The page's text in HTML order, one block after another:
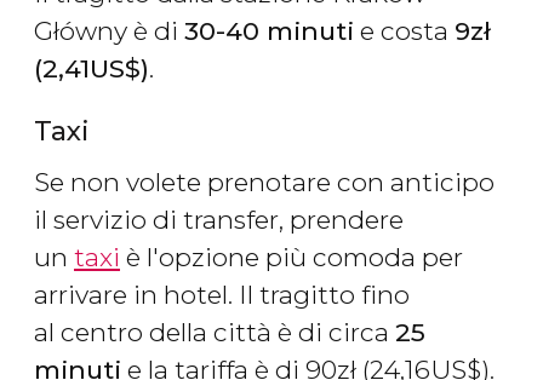
Główny è di 30-40 minuti e costa 9zł
(2,41US$).
Taxi
Se non volete prenotare con anticipo
il servizio di transfer, prendere
un taxi è l'opzione più comoda per
arrivare in hotel. Il tragitto fino
al centro della città è di circa 25
minuti e la tariffa è di 90zł (24,16US$).